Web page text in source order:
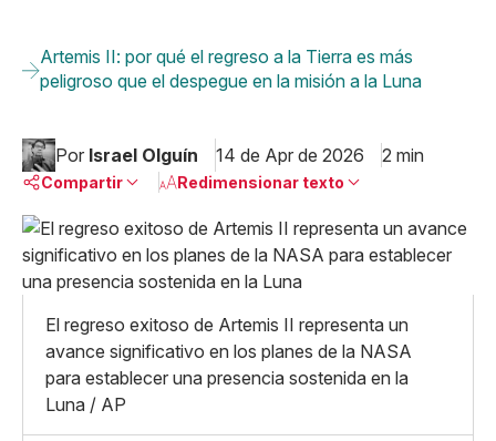
Artemis II: por qué el regreso a la Tierra es más
peligroso que el despegue en la misión a la Luna
Por Israel Olguín 14 de Apr de 2026 2 min
Compartir
Linkedin
X
Copiar enlace
Redimensionar texto
Pequeño
Mediano
Grande
El regreso exitoso de Artemis II representa un
avance significativo en los planes de la NASA
para establecer una presencia sostenida en la
Luna / AP